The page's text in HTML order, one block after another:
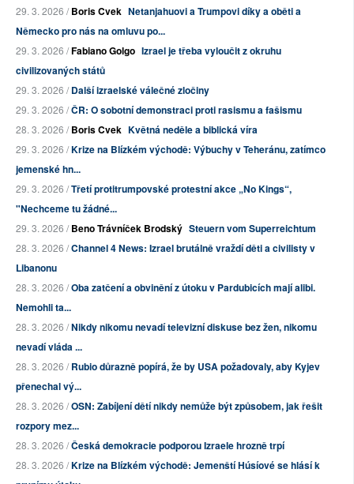
29. 3. 2026 /Boris Cvek Netanjahuovi a Trumpovi díky a oběti a
Německo pro nás na omluvu po...
29. 3. 2026 /Fabiano Golgo Izrael je třeba vyloučit z okruhu
civilizovaných států
29. 3. 2026 /Další izraelské válečné zločiny
29. 3. 2026 /ČR: O sobotní demonstraci proti rasismu a fašismu
28. 3. 2026 /Boris Cvek Květná neděle a biblická víra
29. 3. 2026 /Krize na Blízkém východě: Výbuchy v Teheránu, zatímco
jemenské hn...
29. 3. 2026 /Třetí protitrumpovské protestní akce „No Kings“,
"Nechceme tu žádné...
29. 3. 2026 /Beno Trávníček Brodský Steuern vom Superreichtum
28. 3. 2026 /Channel 4 News: Izrael brutálně vraždí děti a civilisty v
Libanonu
28. 3. 2026 /Oba zatčení a obvinění z útoku v Pardubicích mají alibi.
Nemohli ta...
28. 3. 2026 /Nikdy nikomu nevadí televizní diskuse bez žen, nikomu
nevadí vláda ...
28. 3. 2026 /Rubio důrazně popírá, že by USA požadovaly, aby Kyjev
přenechal vý...
28. 3. 2026 /OSN: Zabíjení dětí nikdy nemůže být způsobem, jak řešit
rozpory mez...
28. 3. 2026 /Česká demokracie podporou Izraele hrozně trpí
28. 3. 2026 /Krize na Blízkém východě: Jemenští Húsíové se hlásí k